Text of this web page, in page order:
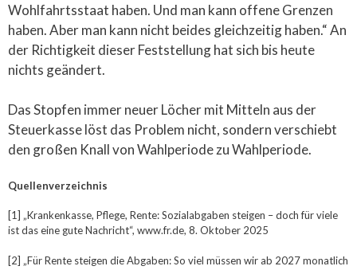
Wohlfahrtsstaat haben. Und man kann offene Grenzen
haben. Aber man kann nicht beides gleichzeitig haben.“ An
der Richtigkeit dieser Feststellung hat sich bis heute
nichts geändert.
Das Stopfen immer neuer Löcher mit Mitteln aus der
Steuerkasse löst das Problem nicht, sondern verschiebt
den großen Knall von Wahlperiode zu Wahlperiode.
Quellenverzeichnis
[1] „Krankenkasse, Pflege, Rente: Sozialabgaben steigen – doch für viele
ist das eine gute Nachricht“, www.fr.de, 8. Oktober 2025
[2] „Für Rente steigen die Abgaben: So viel müssen wir ab 2027 monatlich